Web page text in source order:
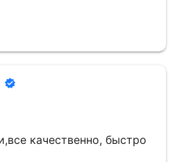
качественно, быстро